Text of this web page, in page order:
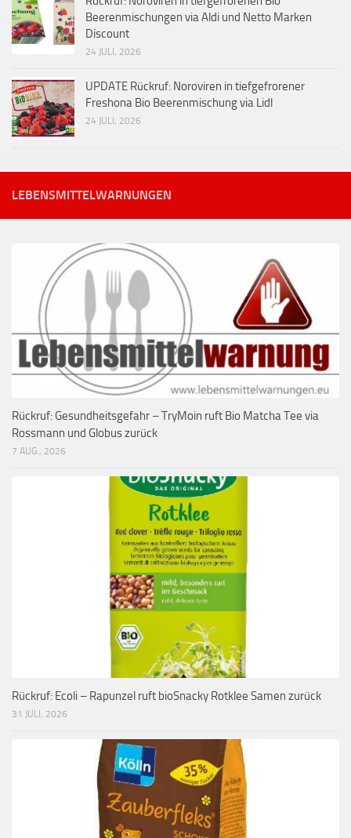
Beerenmischungen via Aldi und Netto Marken
Discount
24 JULI, 2026
UPDATE Rückruf: Noroviren in tiefgefrorener
Freshona Bio Beerenmischung via Lidl
24 JULI, 2026
LEBENSMITTELWARNUNGEN
Rückruf: Gesundheitsgefahr – TryMoin ruft Bio Matcha Tee via
Rossmann und Globus zurück
7 AUG., 2026
Rückruf: Ecoli – Rapunzel ruft bioSnacky Rotklee Samen zurück
31 JULI, 2026